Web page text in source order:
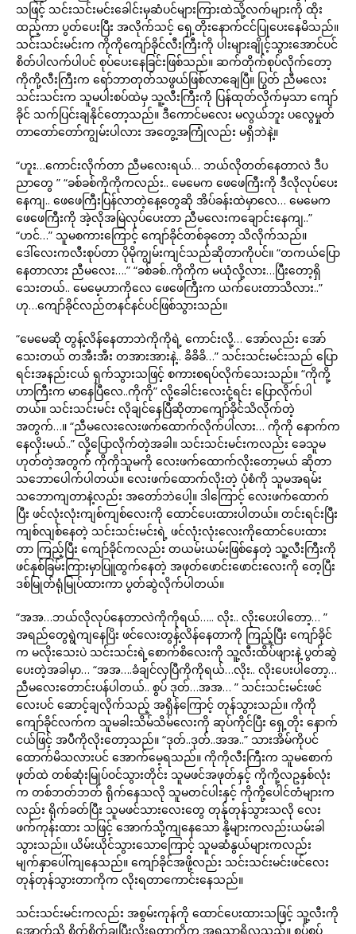
သဖြင့် သင်းသင်းမင်းခေါင်းမှဆံပင်များကြားထဲသို့လက်များကို ထိုး
ထည့်ကာ ပွတ်ပေးပြီး အလိုက်သင့် ရှေ့တိုးနောက်ငင်ပြုပေးနေမိသည်။
သင်းသင်းမင်းက ကိုကိုကျော်ခိုင်လီးကြီးကို ပါးများချိုင့်သွားအောင်ပင်
စိတ်ပါလက်ပါပင် စုပ်ပေးနေခြင်းဖြစ်သည်။ ဆက်တိုက်စုပ်လိုက်တော့
ကိုကို့လီးကြီးက ရော်ဘာတုတ်သဖွယ်ဖြစ်လာချေပြီ။ ပြွတ် ညီမလေး
သင်းသင်းက သူမပါးစပ်ထဲမှ သူ့လီးကြီးကို ပြန်ထုတ်လိုက်မှသာ ကျော်
ခိုင် သက်ပြင်းချနိုင်တော့သည်။ ဒီကောင်မလေး မလွယ်ဘူး ပလွေမှုတ်
တာတော်တော်ကျွမ်းပါလား အတွေ့အကြုံလည်း မရှိဘဲနဲ့။
“ဟူး…ကောင်းလိုက်တာ ညီမလေးရယ်… ဘယ်လိုတတ်နေတာလဲ ဒီပ
ညာတွေ ” “ခစ်ခစ်ကိုကိုကလည်း.. မေမေက ဖေဖေကြီးကို ဒီလိုလုပ်ပေး
နေကျ.. ဖေဖေကြီးပြန်လာတဲ့နေ့တွေဆို အိပ်ခန်းထဲမှာလေ… မေမေက
ဖေဖေကြီးကို အဲ့လိုအမြဲလုပ်ပေးတာ ညီမလေးကချောင်းနေကျ..”
“ဟင်…” သူမစကားကြောင့် ကျော်ခိုင်တစ်ခုတော့ သိလိုက်သည်။
ဒေါ်လေးကလီးစုပ်တာ ပိုမိုကျွမ်းကျင်သည်ဆိုတာကိုပင်။ “တကယ်ပြော
နေတာလား ညီမလေး….” “ခစ်ခစ်..ကိုကိုက မယုံလို့လား…ပြီးတော့ရှိ
သေးတယ်.. မေမေ့ဟာကိုလေ ဖေဖေကြီးက ယက်ပေးတာသိလား..”
ဟု…ကျော်ခိုင်လည်တနင်နင်ပင်ဖြစ်သွားသည်။
“မေမေဆို တွန့်လိန်နေတာဘဲကိုကိုရဲ့ ကောင်းလို့… အော်လည်း အော်
သေးတယ် တအီးအီး တအားအားနဲ့.. ခိခိခိ…” သင်းသင်းမင်းသည် ပြော
ရင်းအနည်းငယ် ရှက်သွားသဖြင့် စကားစရပ်လိုက်သေးသည်။ “ကိုကို့
ဟာကြီးက မာနေပြီလေ..ကိုကို” လို့ခေါင်းလေးငုံ့ရင်း ပြောလိုက်ပါ
တယ်။ သင်းသင်းမင်း လိုချင်နေပြီဆိုတာကျော်ခိုင်သိလိုက်တဲ့
အတွက်…။ “ညီမလေးလေးဖက်ထောက်လိုက်ပါလား… ကိုကို နောက်က
နေလိုးမယ်..” လို့ပြောလိုက်တဲ့အခါ။ သင်းသင်းမင်းကလည်း ခေသူမ
ဟုတ်တဲ့အတွက် ကိုကိုသူမကို လေးဖက်ထောက်လိုးတော့မယ် ဆိုတာ
သဘောပေါက်ပါတယ်။ လေးဖက်ထောက်လိုးတဲ့ ပုံစံကို သူမအရမ်း
သဘောကျတာနဲ့လည်း အတော်ဘဲပေါ့။ ဒါကြောင့် လေးဖက်ထောက်
ပြီး ဖင်လုံးလုံးကျစ်ကျစ်လေးကို ထောင်ပေးထားပါတယ်။ တင်းရင်းပြီး
ကျစ်လျစ်နေတဲ့ သင်းသင်းမင်းရဲ့ ဖင်လုံးလုံးလေးကိုထောင်ပေးထား
တာ ကြည့်ပြီး ကျော်ခိုင်ကလည်း တယမ်းယမ်းဖြစ်နေတဲ့ သူ့လီးကြီးကို
ဖင်နှစ်ခြမ်းကြားမှာပြူထွက်နေတဲ့ အဖုတ်ဖောင်းဖောင်းလေးကို တေ့ပြီး
ဒစ်မြုတ်ရုံမြုပ်ထားကာ ပွတ်ဆွဲလိုက်ပါတယ်။
“အအ…ဘယ်လိုလုပ်နေတာလဲကိုကိုရယ်….. လိုး.. လိုးပေးပါတော့… ”
အရည်တွေရွဲကျနေပြိး ဖင်လေးတွန့်လိန်နေတာကို ကြည့်ပြီး ကျော်ခိုင်
က မလိုးသေးပဲ သင်းသင်းရဲ့စောက်စိလေးကို သူ့လီးထိပ်ဖျားနဲ့ ပွတ်ဆွဲ
ပေးတဲ့အခါမှာ… “အအ….ခံချင်လှပြီကိုကိုရယ်…လိုး.. လိုးပေးပါတော့…
ညီမလေးတောင်းပန်ပါတယ်.. စွပ် ဒုတ်…အအ… ” သင်းသင်းမင်းဖင်
လေးပင် ဆောင့်ချလိုက်သည့် အရှိန်ကြောင့် တုန်သွားသည်။ ကိုကို
ကျော်ခိုင်လက်က သူမခါးသိမ်သိမ်လေးကို ဆုပ်ကိုင်ပြီး ရှေ့တိုး နောက်
ငယ်ဖြင့် အပီကိုလိုးတော့သည်။ “ဒုတ်..ဒုတ်..အအ..” သားအိမ်ကိုပင်
ထောက်မိသလားပင် အောက်မေ့ရသည်။ ကိုကိုလီးကြီးက သူမစောက်
ဖုတ်ထဲ တစ်ဆုံးမြုပ်ဝင်သွားတိုင်း သူမဖင်အဖုတ်နှင့် ကိုကို့လဥနှစ်လုံး
က တစ်ဘတ်ဘတ် ရိုက်နေသလို သူမတင်ပါးနှင့် ကိုကို့ပေါင်တံများက
လည်း ရိုက်ခတ်ပြီး သူမဖင်သားလေးတွေ တုန်ုတုန်သွားသလို လေး
ဖက်ကုန်းထား သဖြင့် အောက်သို့ကျနေသော နို့များကလည်းယမ်းခါ
သွားသည်။ ယိမ်းယိုင်သွားသောကြောင့် သူမဆံနွယ်များကလည်း
မျက်နှာပေါ်ကျနေသည်။ ကျော်ခိုင်အဖို့လည်း သင်းသင်းမင်းဖင်လေး
တုန်တုန်သွားတာကိုက လိုးရတာကောင်းနေသည်။
သင်းသင်းမင်းကလည်း အစွမ်းကုန်ကို ထောင်ပေးထားသဖြင့် သူ့လီးကို
အောက်သို့ စိုက်စိုက်ချပြီးလိုးရတာကိုက အရသာရှိလှသည်။ စွပ်စွပ်